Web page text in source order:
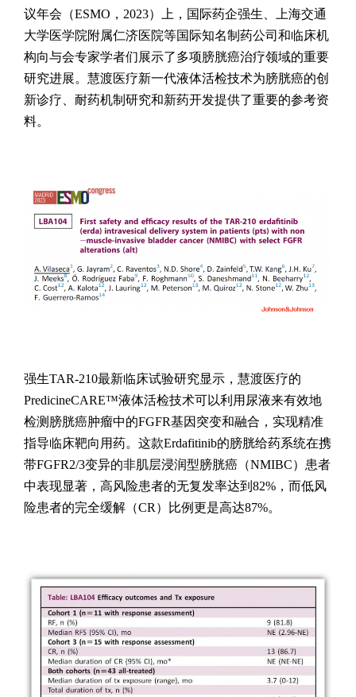
议年会（ESMO，2023）上，国际药企强生、上海交通
大学医学院附属仁济医院等国际知名制药公司和临床机
构向与会专家学者们展示了多项膀胱癌治疗领域的重要
研究进展。慧渡医疗新一代液体活检技术为膀胱癌的创
新诊疗、耐药机制研究和新药开发提供了重要的参考资
料。
强生TAR-210最新临床试验研究显示，慧渡医疗的
PredicineCARE™液体活检技术可以利用尿液来有效地
检测膀胱癌肿瘤中的FGFR基因突变和融合，实现精准
指导临床靶向用药。这款Erdafitinib的膀胱给药系统在携
带FGFR2/3变异的非肌层浸润型膀胱癌（NMIBC）患者
中表现显著，高风险患者的无复发率达到82%，而低风
险患者的完全缓解（CR）比例更是高达87%。